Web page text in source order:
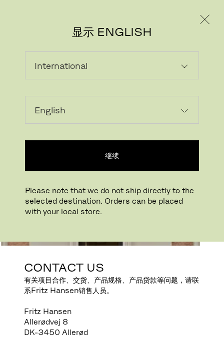
显示 ENGLISH
继续
Please note that we do not ship directly to the
selected destination. Orders can be placed
with your local store.
联系我们
CONTACT US
有关项目合作、交货、产品规格、产品贷款等问题，请联
系Fritz Hansen销售人员。
Fritz Hansen
Allerødvej 8
DK-3450 Allerød